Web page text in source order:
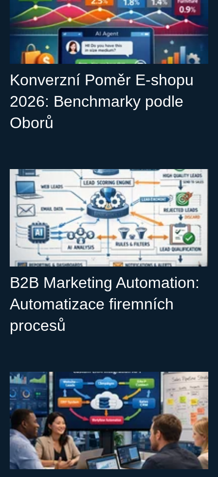
Konverzní Poměr E-shopu
2026: Benchmarky podle
Oborů
B2B Marketing Automation:
Automatizace firemních
procesů